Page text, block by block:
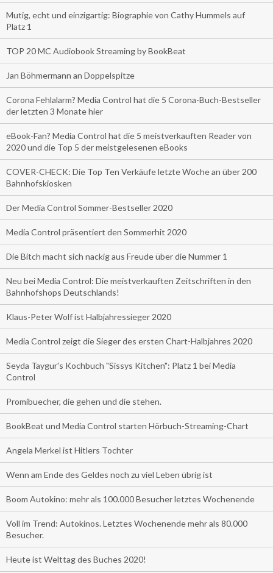
Mutig, echt und einzigartig: Biographie von Cathy Hummels auf
Platz 1
TOP 20 MC Audiobook Streaming by BookBeat
Jan Böhmermann an Doppelspitze
Corona Fehlalarm? Media Control hat die 5 Corona-Buch-Bestseller
der letzten 3 Monate hier
eBook-Fan? Media Control hat die 5 meistverkauften Reader von
2020 und die Top 5 der meistgelesenen eBooks
COVER-CHECK: Die Top Ten Verkäufe letzte Woche an über 200
Bahnhofskiosken
Der Media Control Sommer-Bestseller 2020
Media Control präsentiert den Sommerhit 2020
Die Bitch macht sich nackig aus Freude über die Nummer 1
Neu bei Media Control: Die meistverkauften Zeitschriften in den
Bahnhofshops Deutschlands!
Klaus-Peter Wolf ist Halbjahressieger 2020
Media Control zeigt die Sieger des ersten Chart-Halbjahres 2020
Seyda Taygur's Kochbuch "Sissys Kitchen": Platz 1 bei Media
Control
Promibuecher, die gehen und die stehen.
BookBeat und Media Control starten Hörbuch-Streaming-Chart
Angela Merkel ist Hitlers Tochter
Wenn am Ende des Geldes noch zu viel Leben übrig ist
Boom Autokino: mehr als 100.000 Besucher letztes Wochenende
Voll im Trend: Autokinos. Letztes Wochenende mehr als 80.000
Besucher.
Heute ist Welttag des Buches 2020!